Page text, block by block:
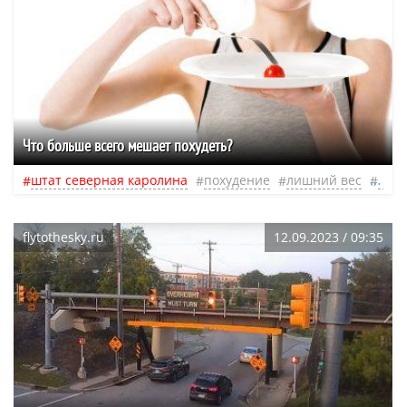
Что больше всего мешает похудеть?
штат северная каролина похудение лишний вес
flytothesky.ru 12.09.2023 / 09:35